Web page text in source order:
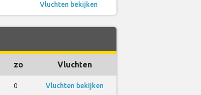
Vluchten bekijken
zo Vluchten
0 Vluchten bekijken